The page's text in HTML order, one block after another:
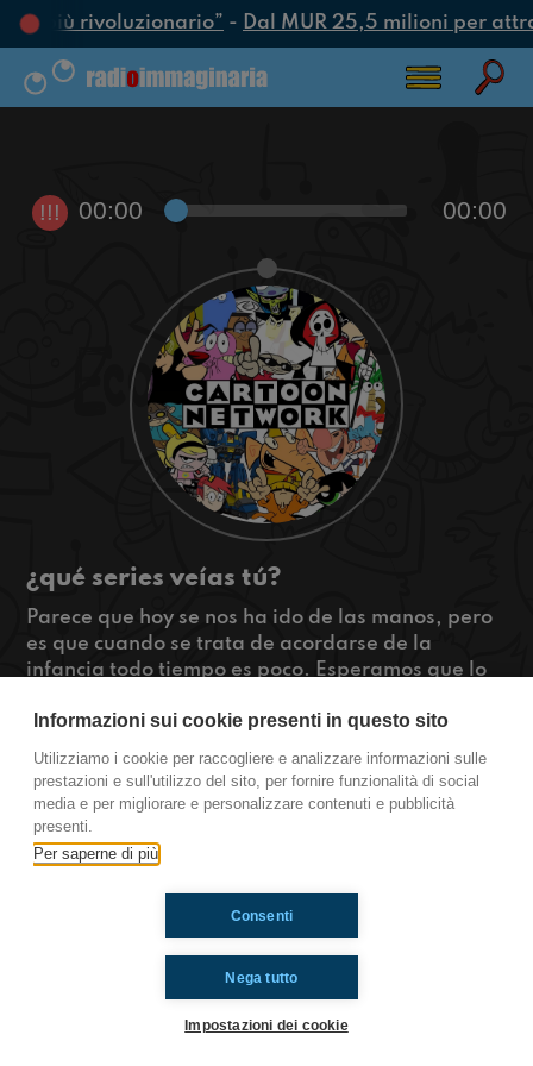
più rivoluzionario”- Dal MUR 25,5 milioni per
!!! 00:00 00:00
¿qué series veías tú?
Parece que hoy se nos ha ido de las manos, pero
es que cuando se trata de acordarse de la
infancia todo tiempo es poco. Esperamos que lo
¿veíais vosotros algunas de estas series?
¡Cuentanoslo!
#TúTambién
en España
Ti è piaciuto? Condividilo!
Informazioni sui cookie presenti in questo sito
Utilizziamo i cookie per raccogliere e analizzare informazioni sulle
prestazioni e sull'utilizzo del sito, per fornire funzionalità di social
media e per migliorare e personalizzare contenuti e pubblicità
presenti.
Per saperne di più
Nega tutto
Consenti
Impostazioni dei cookie